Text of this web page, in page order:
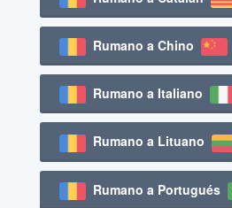
Rumano a Chino
Rumano a Italiano
Rumano a Lituano
Rumano a Portugués